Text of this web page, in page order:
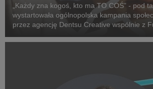
„Każdy zna kogoś, kto ma TO COŚ” - pod
wystartowała ogólnopolska kampania
przez agencję Dentsu Creative wspólnie z
chorób rzadkich, zwrócenie uwagi na